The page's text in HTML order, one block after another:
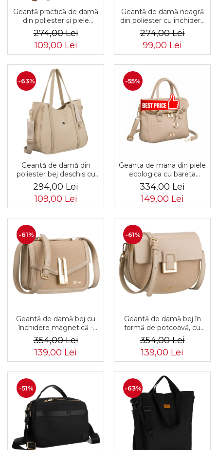
Geantă practică de damă
din poliester și piele
ecologică ecru, cu
închidere cu fermoar -
Peterson PTR-PTN CTY-
30-2997 ECRU
274,00 Lei
109,00 Lei
Geantă de damă neagră
din poliester cu închidere
cu fermoar - Peterson
PTR-PTN CTY-21-2423
BLAC
274,00 Lei
99,00 Lei
-63%
Geantă de damă din
poliester bej deschis cu
închidere cu fermoar -
Peterson PTR-PTN CTY-
29-2874 ECRU
294,00 Lei
109,00 Lei
-55%
Geanta de mana din piele
ecologica cu bareta
detasabila - Rovicky PTR-
R-TOR-ALE-8-1087 D.B
334,00 Lei
149,00 Lei
-61%
Geantă de damă bej cu
închidere magnetică -
Peterson PTR-PTN DALIA
BEIGE
354,00 Lei
139,00 Lei
-61%
Geantă de damă bej în
formă de potcoavă, cu
închidere cu clip magnetic
- Peterson PTR-PTN
PIWONIA BEIGE
354,00 Lei
139,00 Lei
-51% -63%